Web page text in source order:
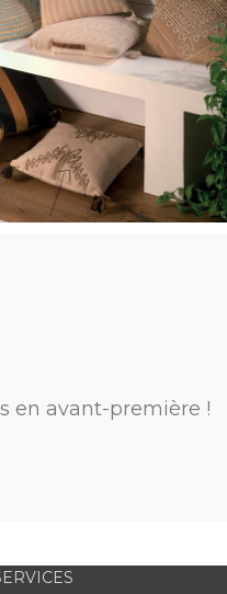
en avant-première !